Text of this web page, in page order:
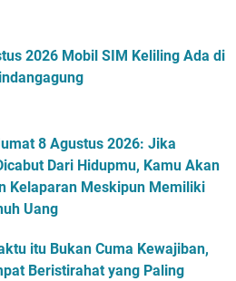
2026 Mobil SIM Keliling Ada di
8 Agustus 2026: Jika
Dari Hidupmu, Kamu Akan
Kelaparan Meskipun Memiliki
Uang
itu Bukan Cuma Kewajiban,
Beristirahat yang Paling